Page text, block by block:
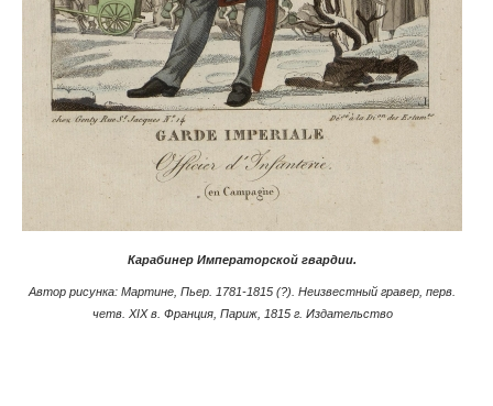
Карабинер Императорской гвардии.
Автор рисунка: Мартине, Пьер. 1781-1815 (?). Неизвестный гравер, перв.
четв. XIX в. Франция, Париж, 1815 г. Издательство